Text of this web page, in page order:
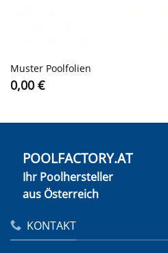
Muster Poolfolien
0,00 €
POOLFACTORY.AT
Ihr Poolhersteller
aus Österreich
KONTAKT